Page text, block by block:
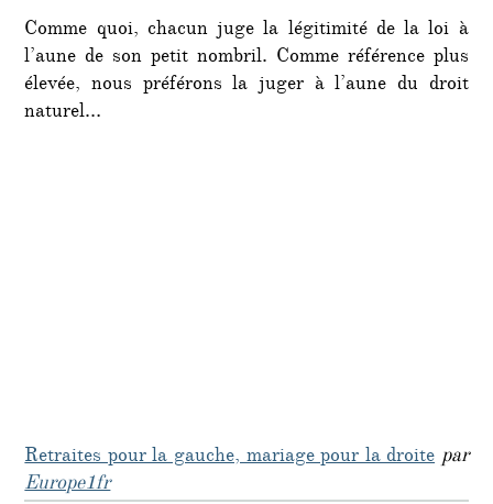
Comme quoi, chacun juge la légitimité de la loi à
l’aune de son petit nombril. Comme référence plus
élevée, nous préférons la juger à l’aune du droit
naturel…
Retraites pour la gauche, mariage pour la droite par
Europe1fr